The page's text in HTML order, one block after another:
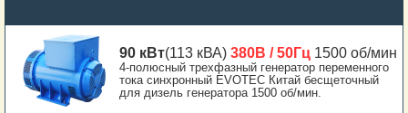
90 кВт(113 кВА) 380В / 50Гц 1500 об/мин
4-полюсный трехфазный генератор переменного
тока синхронный EVOTEC Китай бесщеточный
для дизель генератора 1500 об/мин.